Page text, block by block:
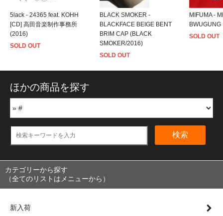
5lack - 24365 feat. KOHH
[CD] 高田音楽制作事務所
(2016)
SOLD OUT
BLACK SMOKER -
BLACKFACE BEIGE BENT
BRIM CAP (BLACK
SMOKER/2016)
SOLD OUT
MIFUMA -
SOLD OUT
ほかの商品を探す
検索
カテゴリーから探す
（全てのリストはメニューから）
新入荷